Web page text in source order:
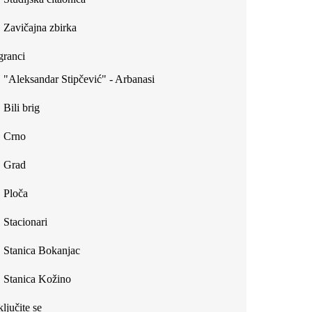
Zavičajna zbirka
"Aleksandar Stipčević" - Arbanasi
Bili brig
Crno
Grad
Ploča
Stacionari
Stanica Bokanjac
Stanica Kožino
se